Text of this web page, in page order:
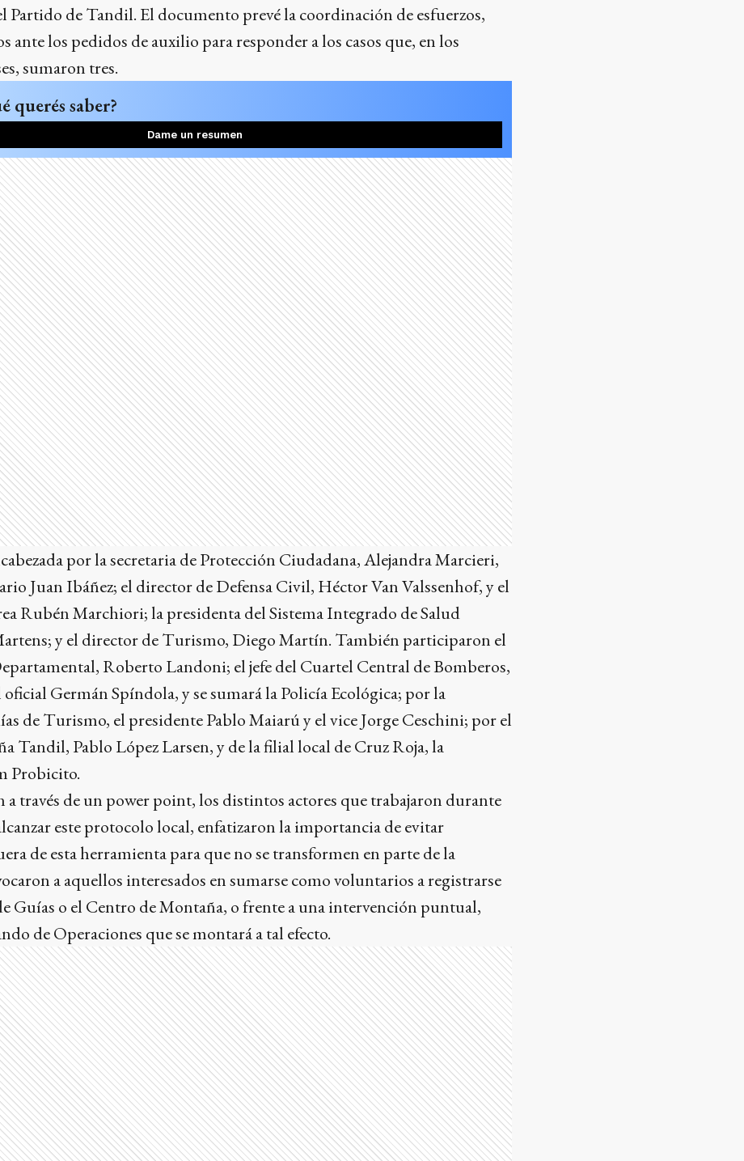
Partido de Tandil. El documento prevé la coordinación de esfuerzos,
ante los pedidos de auxilio para responder a los casos que, en los
sumaron tres.
querés saber?
Dame un resumen
por la secretaria de Protección Ciudadana, Alejandra Marcieri,
Juan Ibáñez; el director de Defensa Civil, Héctor Van Valssenhof, y el
Rubén Marchiori; la presidenta del Sistema Integrado de Salud
y el director de Turismo, Diego Martín. También participaron el
Roberto Landoni; el jefe del Cuartel Central de Bomberos,
Germán Spíndola, y se sumará la Policía Ecológica; por la
de Turismo, el presidente Pablo Maiarú y el vice Jorge Ceschini; por el
Tandil, Pablo López Larsen, y de la filial local de Cruz Roja, la
Probicito.
a través de un power point, los distintos actores que trabajaron durante
este protocolo local, enfatizaron la importancia de evitar
de esta herramienta para que no se transformen en parte de la
a aquellos interesados en sumarse como voluntarios a registrarse
Guías o el Centro de Montaña, o frente a una intervención puntual,
de Operaciones que se montará a tal efecto.